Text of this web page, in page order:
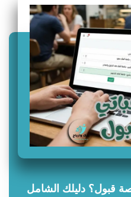
قبول؟ دليلك الشامل